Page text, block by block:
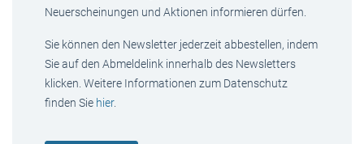
Neuerscheinungen und Aktionen informieren dürfen.
Sie können den Newsletter jederzeit abbestellen, indem
Sie auf den Abmeldelink innerhalb des Newsletters
klicken. Weitere Informationen zum Datenschutz
finden Sie hier.